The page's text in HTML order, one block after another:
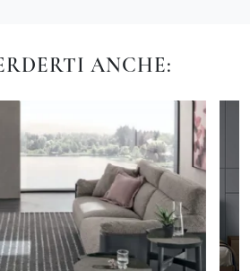
ANCHE: